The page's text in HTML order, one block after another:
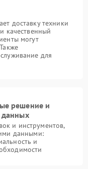
доставку техники
качественный
могут
для
решение и
данных
и инструментов,
данными:
и